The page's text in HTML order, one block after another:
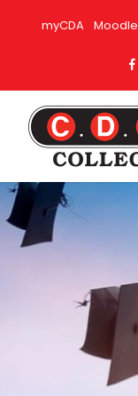
myCDA Moodle